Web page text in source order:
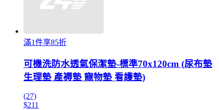
滿1件享85折
可機洗防水透氣保潔墊-標準70x120cm (尿布墊
生理墊 產褥墊 寵物墊 看護墊)
(27)
$211